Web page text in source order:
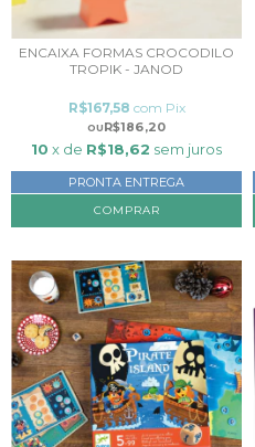
ENCAIXA FORMAS CROCODILO
TROPIK - JANOD
R$186,20
R$167,58 com Pix
10 x de R$18,62 sem juros
PRONTA ENTREGA